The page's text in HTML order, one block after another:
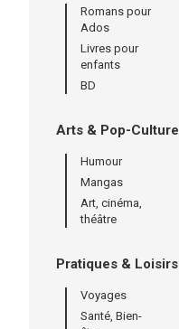
Romans pour
Ados
Livres pour
enfants
BD
Arts & Pop-Culture
Humour
Mangas
Art, cinéma,
théâtre
Pratiques & Loisirs
Voyages
Santé, Bien-